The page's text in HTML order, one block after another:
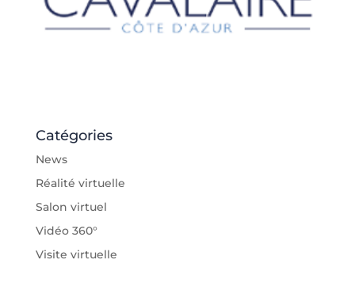
Catégories
News
Réalité virtuelle
Salon virtuel
Vidéo 360°
Visite virtuelle